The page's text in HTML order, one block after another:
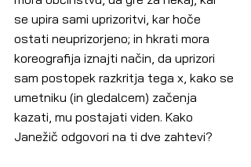
se upira sami uprizoritvi, kar hoče
ostati neuprizorjeno; in hkrati mora
koreografija iznajti način, da uprizori
sam postopek razkritja tega x, kako se
umetniku (in gledalcem) začenja
kazati, mu postajati viden. Kako
Janežič odgovori na ti dve zahtevi?